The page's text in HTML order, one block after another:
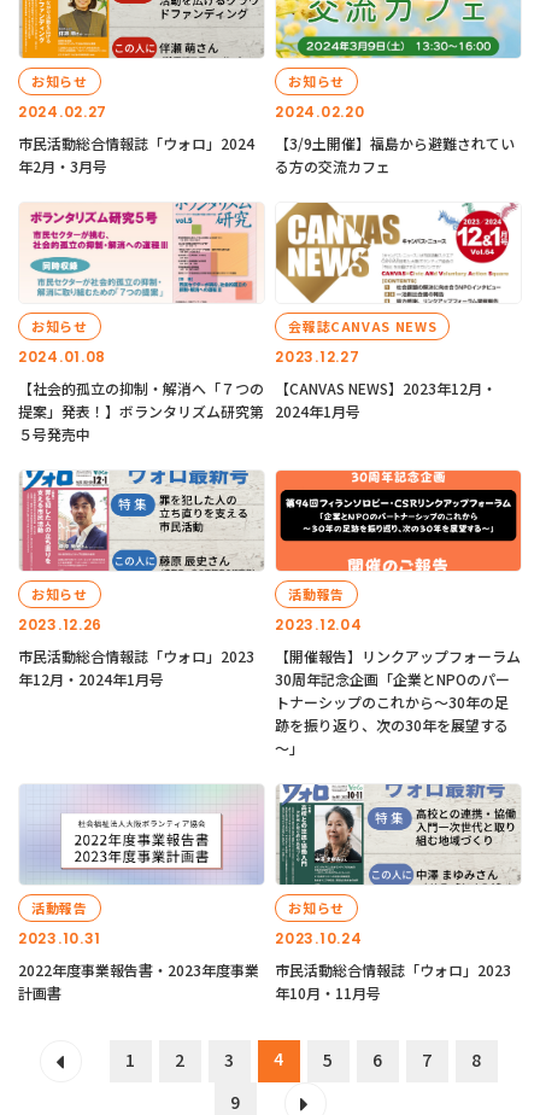
2024.02.27
お知らせ
市民活動総合情報誌「ウォロ」2024
年2月・3月号
2024.02.20
お知らせ
【3/9土開催】福島から避難されてい
る方の交流カフェ
2024.01.08
お知らせ
【社会的孤立の抑制・解消へ「７つの
提案」発表！】ボランタリズム研究第
５号発売中
2023.12.27
会報誌CANVAS NEWS
【CANVAS NEWS】2023年12月・
2024年1月号
2023.12.26
お知らせ
市民活動総合情報誌「ウォロ」2023
年12月・2024年1月号
2023.12.04
活動報告
【開催報告】リンクアップフォーラム
30周年記念企画「企業とNPOのパー
トナーシップのこれから～30年の足
跡を振り返り、次の30年を展望する
～」
2023.10.31
活動報告
2022年度事業報告書・2023年度事業
計画書
2023.10.24
お知らせ
市民活動総合情報誌「ウォロ」2023
年10月・11月号
1 2 3 4 5 6 7
8
9